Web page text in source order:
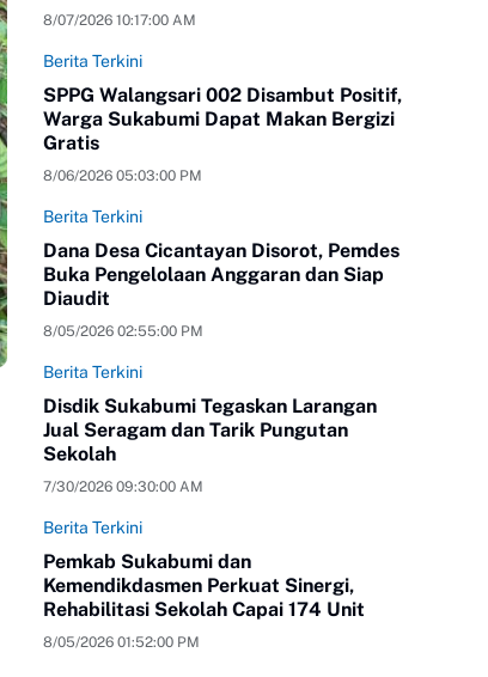
8/07/2026 10:17:00 AM
Berita Terkini
SPPG Walangsari 002 Disambut Positif,
Warga Sukabumi Dapat Makan Bergizi
Gratis
8/06/2026 05:03:00 PM
Berita Terkini
Dana Desa Cicantayan Disorot, Pemdes
Buka Pengelolaan Anggaran dan Siap
Diaudit
8/05/2026 02:55:00 PM
Berita Terkini
Disdik Sukabumi Tegaskan Larangan
Jual Seragam dan Tarik Pungutan
Sekolah
7/30/2026 09:30:00 AM
Berita Terkini
Pemkab Sukabumi dan
Kemendikdasmen Perkuat Sinergi,
Rehabilitasi Sekolah Capai 174 Unit
8/05/2026 01:52:00 PM